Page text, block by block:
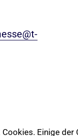
Einige